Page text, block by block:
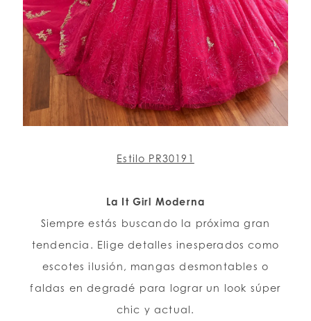
Estilo PR30191
La It Girl Moderna
Siempre estás buscando la próxima gran
tendencia. Elige detalles inesperados como
escotes ilusión, mangas desmontables o
faldas en degradé para lograr un look súper
chic y actual.